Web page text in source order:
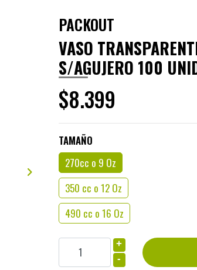
PACKOUT
VASO
S/AGUJERO 100
$8.399
TAMAÑO
270cc o 9 Oz
350 cc o 12 Oz
490 cc o 16 Oz
+
-